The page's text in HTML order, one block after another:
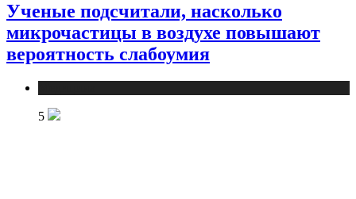
Ученые подсчитали, насколько
микрочастицы в воздухе повышают
вероятность слабоумия
5